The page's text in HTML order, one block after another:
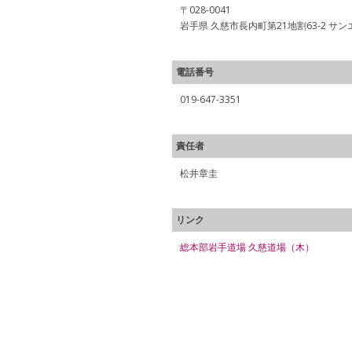
〒028-0041
岩手県 久慈市長内町第21地割63-2 サン
電話番号
019-647-3351
責任者
松井章圭
リンク
総本部岩手道場 久慈道場（木）